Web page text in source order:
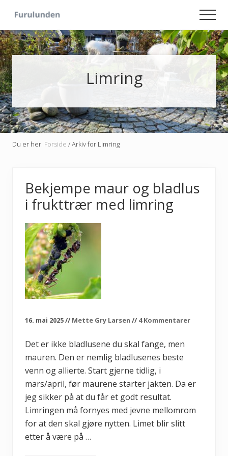
main
content
primary
sidebar
Hageliv
-
Lise
for
sjelen Limring
Du er her: Forside /Arkiv for Limring
Bekjempe maur og bladlus
i frukttrær med limring
16. mai 2025// Mette Gry Larsen // 4 Kommentarer
Det er ikke bladlusene du skal fange, men
mauren. Den er nemlig bladlusenes beste
venn og allierte. Start gjerne tidlig, i
mars/april, før maurene starter jakten. Da er
jeg sikker på at du får et godt resultat.
Limringen må fornyes med jevne mellomrom
for at den skal gjøre nytten. Limet blir slitt
etter å være på …